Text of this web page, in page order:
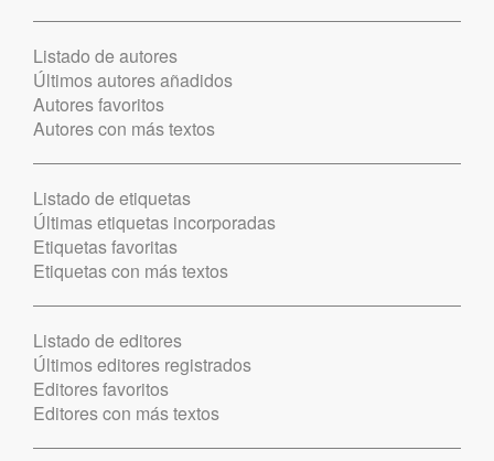
Listado de autores
Últimos autores añadidos
Autores favoritos
Autores con más textos
Listado de etiquetas
Últimas etiquetas incorporadas
Etiquetas favoritas
Etiquetas con más textos
Listado de editores
Últimos editores registrados
Editores favoritos
Editores con más textos